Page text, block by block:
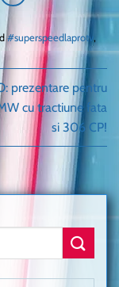
#superspeedlaprotv,
prezentare pentru
cu tractiune fata
si 306 CP!